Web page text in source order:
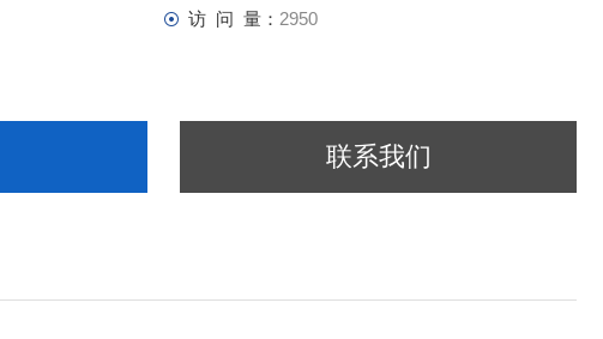
访 问 量： 2950
联系我们